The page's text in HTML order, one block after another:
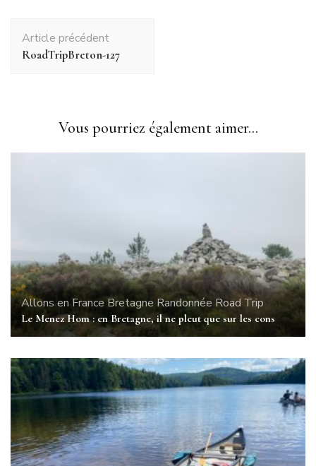
d'article
Article précédent
RoadTripBreton-127
Vous pourriez également aimer...
Allons en France Bretagne Randonnée Road Trip
Le Menez Hom : en Bretagne, il ne pleut que sur les cons